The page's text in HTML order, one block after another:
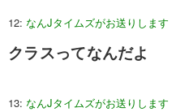
12: なんJタイムズがお送りします
クラスってなんだよ
13: なんJタイムズがお送りします